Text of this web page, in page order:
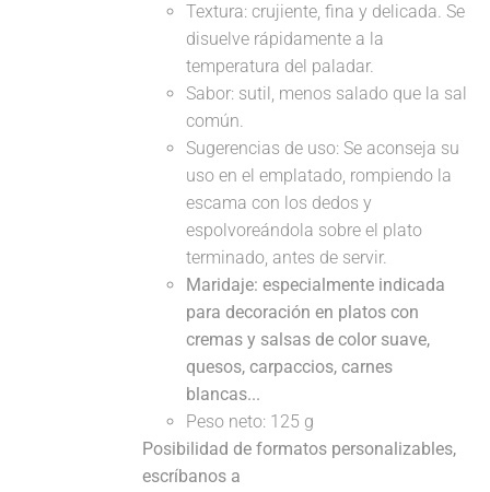
Textura: crujiente, fina y delicada. Se
disuelve rápidamente a la
temperatura del paladar.
Sabor: sutil, menos salado que la sal
común.
Sugerencias de uso: Se aconseja su
uso en el emplatado, rompiendo la
escama con los dedos y
espolvoreándola sobre el plato
terminado, antes de servir.
Maridaje: especialmente indicada
para decoración en platos con
cremas y salsas de color suave,
quesos, carpaccios, carnes
blancas...
Peso neto: 125 g
Posibilidad de formatos personalizables,
escríbanos a